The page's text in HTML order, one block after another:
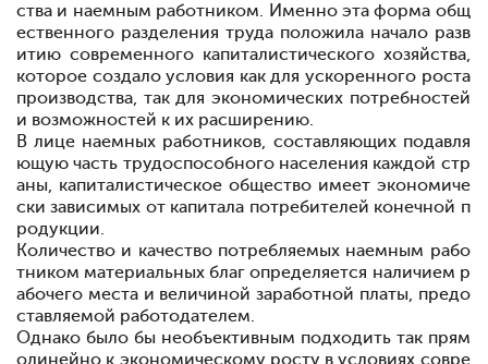
ства и наемным работником. Именно эта форма общ
ественного разделения труда положила начало разв
итию современного капиталистического хозяйства,
которое создало условия как для ускоренного роста
производства, так для экономических потребностей
и возможностей к их расширению.
В лице наемных работников, составляющих подавля
ющую часть трудоспособного населения каждой стр
аны, капиталистическое общество имеет экономиче
ски зависимых от капитала потребителей конечной п
родукции.
Количество и качество потребляемых наемным рабо
тником материальных благ определяется наличием р
абочего места и величиной заработной платы, предо
ставляемой работодателем.
Однако было бы необъективным подходить так прям
олинейно к экономическому росту в условиях совре